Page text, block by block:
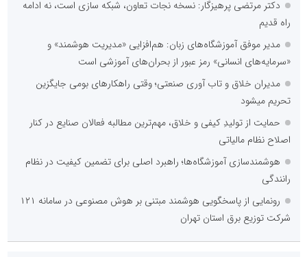
دکتر مرتضی پرهیزگار: نسخه نجات تعاون، شبکه سازی است، نه ادامه
راه قدیم
مدیر موفق آموزشگاه‌های زبان: هم‌افزایی «مدیریت هوشمند» و
«سرمایه‌های انسانی» رمز عبور از بحران‌های آموزشی است
مدیران خلاق و تاب آوری صنعتی؛ وقتی راهکارهای بومی جایگزین
تحریم میشود
حمایت از تولیدِ کیفی و خلاق، مهم‌ترین مطالبه فعالان صنایع در کنار
اصلاح نظام مالیاتی
هوشمندسازی آموزشگاه‌ها؛ راهبرد اصلی برای تضمین کیفیت در نظام
رانندگی
رونمایی از پاسخگویی هوشمند مبتنی بر هوش مصنوعی در سامانه ۱۲۱
شرکت توزیع برق استان تهران